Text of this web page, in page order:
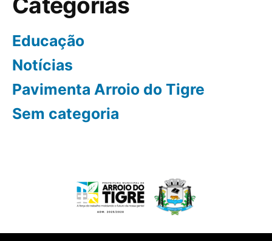
Educação
Notícias
Pavimenta Arroio do Tigre
Sem categoria